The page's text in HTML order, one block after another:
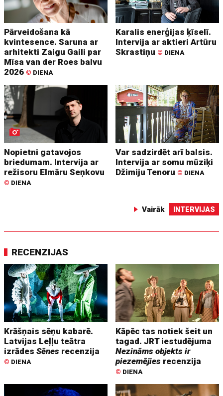
Pārveidošana kā
kvintesence. Saruna ar
arhitekti Zaigu Gaili par
Mīsa van der Roes balvu
2026 © DIENA
Karalis enerģijas ķīselī.
Intervija ar aktieri Artūru
Skrastiņu © DIENA
Nopietni gatavojos
briedumam. Intervija ar
režisoru Elmāru Seņkovu
© DIENA
Var sadzirdēt arī balsis.
Intervija ar somu mūziķi
Džimiju Tenoru © DIENA
Vairāk INTERVIJAS
RECENZIJAS
Krāšņais sēņu kabarē.
Latvijas Leļļu teātra
izrādesSēnes recenzija
© DIENA
Kāpēc tas notiek šeit un
tagad. JRT iestudējuma
Nezināms objekts ir
piezemējies recenzija
© DIENA